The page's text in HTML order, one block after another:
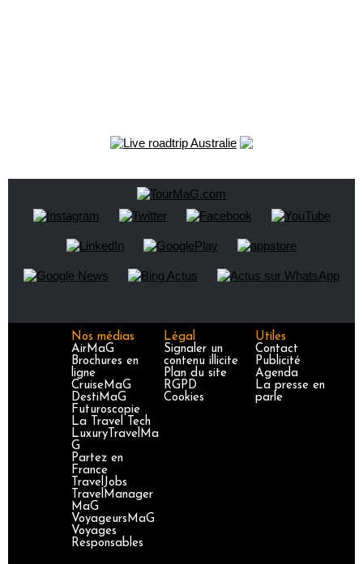
Nos médias
AirMaG
Brochures en
ligne
CruiseMaG
DestiMaG
Futuroscopie
La Travel Tech
LuxuryTravelMa
G
Partez en
France
TravelJobs
TravelManager
MaG
VoyageursMaG
Voyages
Responsables
Légal
Signaler un
contenu illicite
Plan du site
RGPD
Cookies
Utiles
Contact
Publicité
Agenda
La presse en
parle